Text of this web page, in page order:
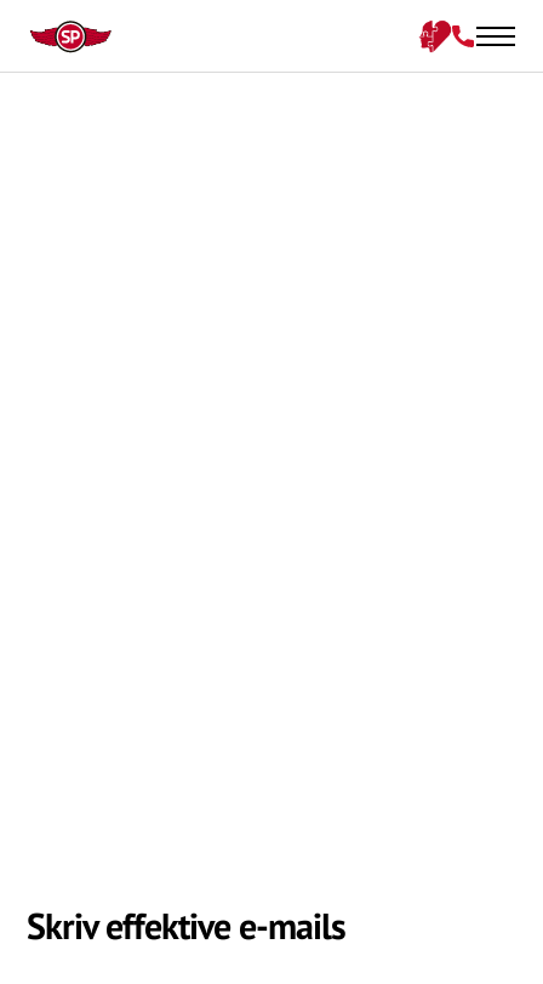
Skriv effektive e-mails